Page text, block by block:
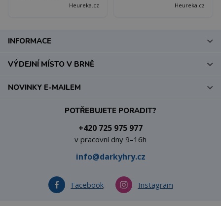
Heureka.cz Heureka.cz
INFORMACE
VÝDEJNÍ MÍSTO V BRNĚ
POTŘEBUJETE PORADIT?
+420 725 975 977
v pracovní dny 9–16h
info@darkyhry.cz
Facebook Instagram
NOVINKY E-MAILEM